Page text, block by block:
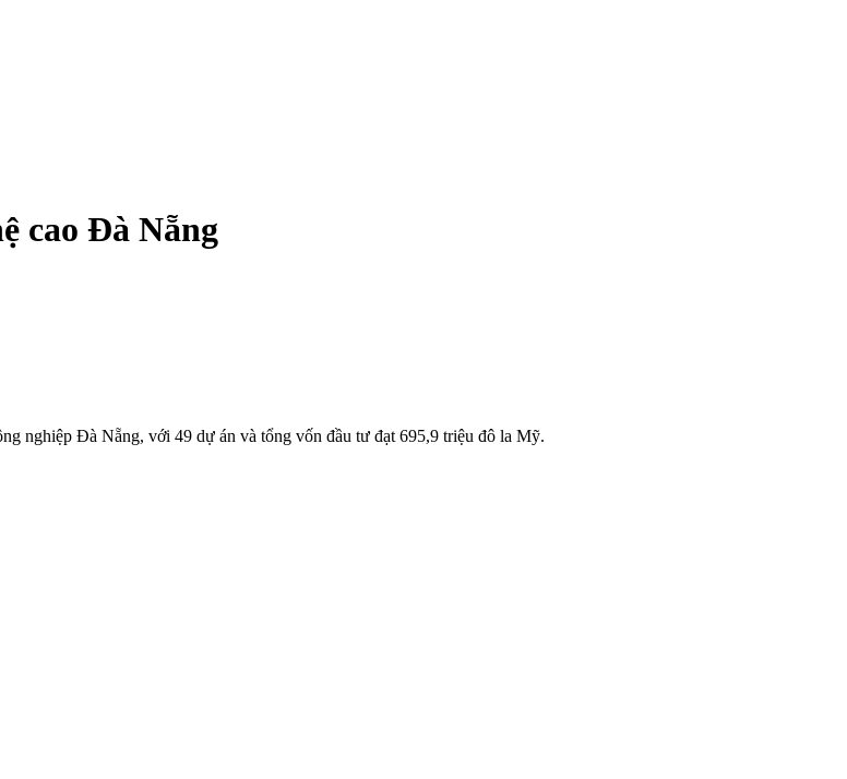
cao Đà Nẵng
nghiệp Đà Nẵng, với 49 dự án và tổng vốn đầu tư đạt 695,9 triệu đô la Mỹ.